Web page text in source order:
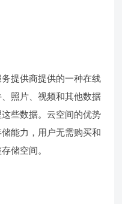
提供商提供的一种在线
照片、视频和其他数据
些数据。云空间的优势
能力，用户无需购买和
储空间。